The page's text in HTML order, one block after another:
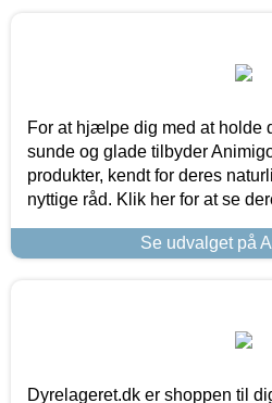
For at hjælpe dig med at holde
sunde og glade tilbyder
produkter, kendt for deres
nyttige råd. Klik her for at se
Se udvalget på
Dyrelageret.dk er shoppen til